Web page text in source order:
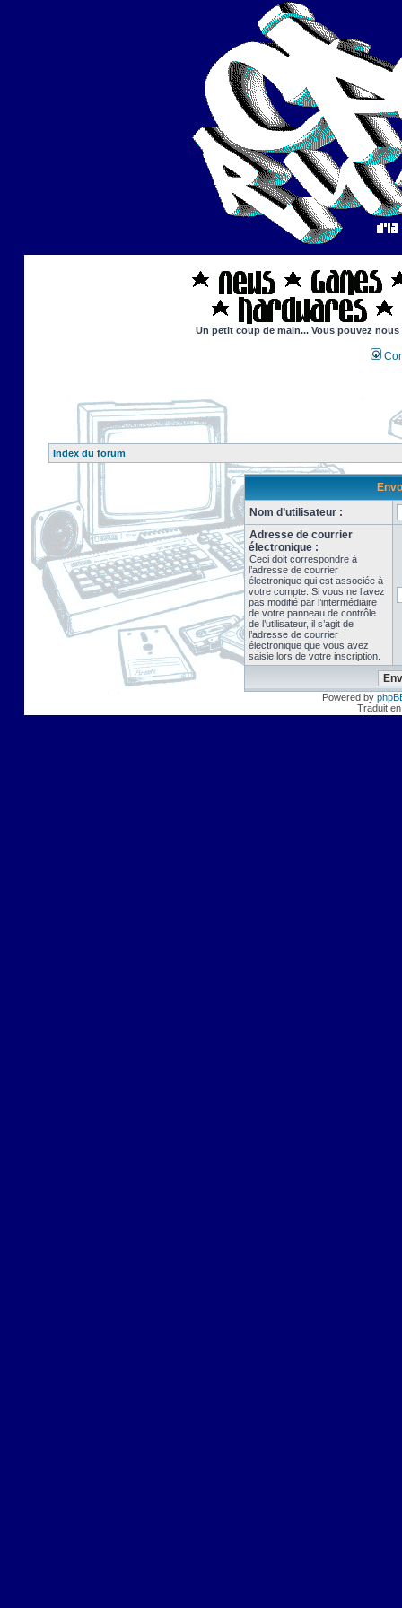
Un petit coup de main... Vous pouvez
Index du forum
Nom d’utilisateur :
Adresse de courrier
électronique :
Ceci doit correspondre à
l’adresse de courrier
électronique qui est associée à
votre compte. Si vous ne l’avez
pas modifié par l’intermédiaire
de votre panneau de contrôle
de l’utilisateur, il s’agit de
l’adresse de courrier
électronique que vous avez
saisie lors de votre inscription.
Powered by
Traduit